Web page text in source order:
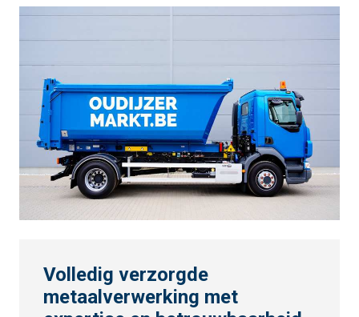
Volledig verzorgde
metaalverwerking met